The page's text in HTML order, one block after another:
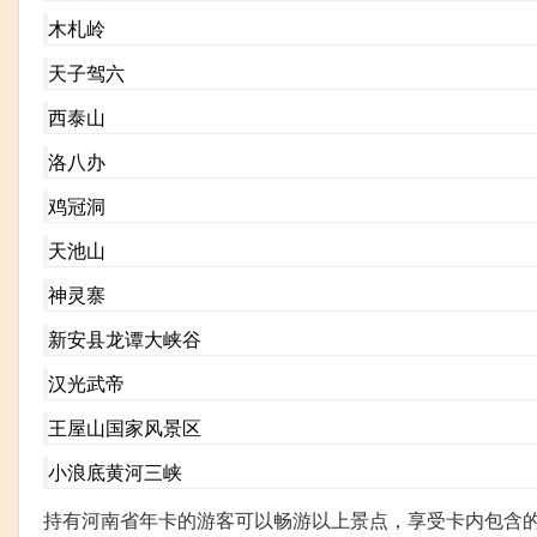
木札岭
天子驾六
西泰山
洛八办
鸡冠洞
天池山
神灵寨
新安县龙谭大峡谷
汉光武帝
王屋山国家风景区
小浪底黄河三峡
持有河南省年卡的游客可以畅游以上景点，享受卡内包含